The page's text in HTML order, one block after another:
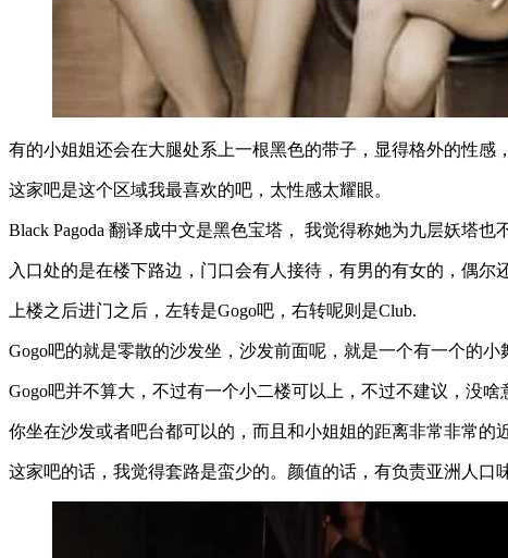
有的小姐姐还会在大腿处系上一根黑色的带子，显得格外的性感
这家吧是这个区域我最喜欢的吧，太性感太耀眼。
Black Pagoda 翻译成中文是黑色宝塔， 我觉得称她为九层妖塔也
入口处的是在楼下路边，门口会有人接待，有男的有女的，偶尔
上楼之后进门之后，左转是Gogo吧，右转呢则是Club.
Gogo吧的就是零散的沙发坐，沙发前面呢，就是一个有一个的小
Gogo吧并不算大，不过有一个小二楼可以上，不过不建议，没啥
你坐在沙发或者吧台都可以的，而且和小姐姐的距离非常非常的
这家吧的话，我觉得套路是蛮少的。颜值的话，有负责亚洲人口